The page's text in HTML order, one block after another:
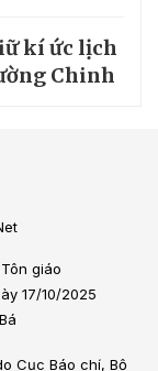
kí ức lịch
Chinh
giáo
17/10/2025
Cục Báo chí, Bộ